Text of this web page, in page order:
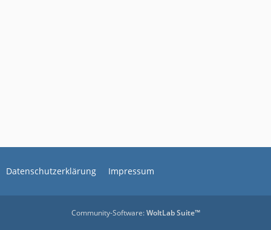
Datenschutzerklärung Impressum
Community-Software:WoltLab Suite™